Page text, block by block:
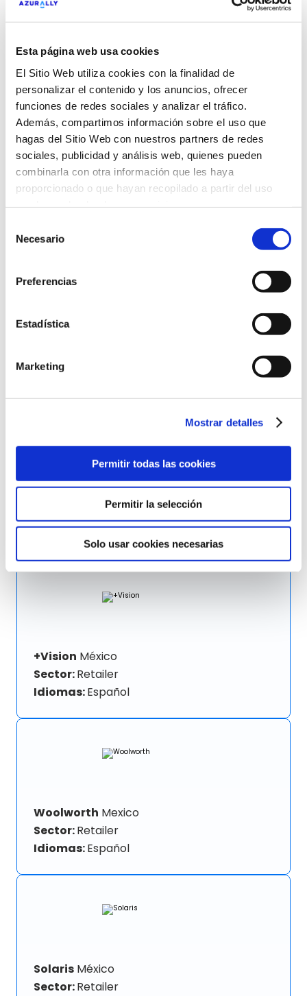
Esta página web usa cookies
El Sitio Web utiliza cookies con la finalidad de
personalizar el contenido y los anuncios, ofrecer
funciones de redes sociales y analizar el tráfico.
Además, compartimos información sobre el uso que
hagas del Sitio Web con nuestros partners de redes
sociales, publicidad y análisis web, quienes pueden
combinarla con otra información que les haya
proporcionado o que hayan recopilado a partir del uso
Necesario
Preferencias
Estadística
Marketing
Mostrar detalles
Permitir todas las cookies
Permitir la selección
Solo usar cookies necesarias
Sector:Retailer
Idiomas:Español
Majorica España
Sector:Retailer
Sector:
México
Sector:Retailer
Idiomas:Español e Inglés
+Vision México
Sector:Retailer
Idiomas:Español
Woolworth Mexico
Sector:Retailer
Idiomas:Español
Solaris México
Sector:Retailer